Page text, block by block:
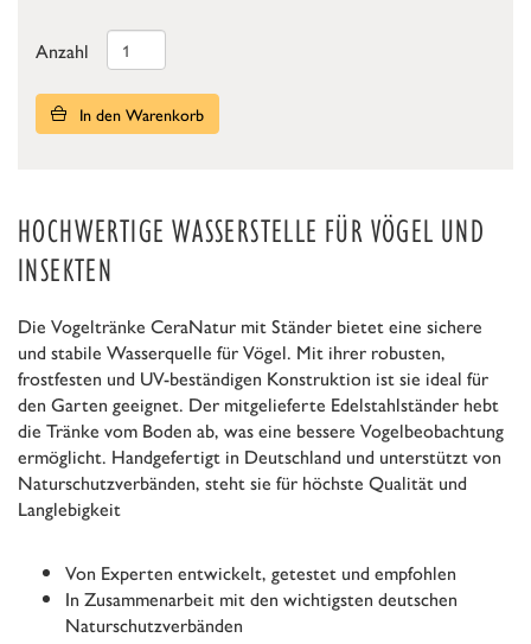
Anzahl
In den Warenkorb
HOCHWERTIGE WASSERSTELLE FÜR VÖGEL UND
INSEKTEN
Die Vogeltränke CeraNatur mit Ständer bietet eine sichere
und stabile Wasserquelle für Vögel. Mit ihrer robusten,
frostfesten und UV-beständigen Konstruktion ist sie ideal für
den Garten geeignet. Der mitgelieferte Edelstahlständer hebt
die Tränke vom Boden ab, was eine bessere Vogelbeobachtung
ermöglicht. Handgefertigt in Deutschland und unterstützt von
Naturschutzverbänden, steht sie für höchste Qualität und
Langlebigkeit
Von Experten entwickelt, getestet und empfohlen
In Zusammenarbeit mit den wichtigsten deutschen
Naturschutzverbänden